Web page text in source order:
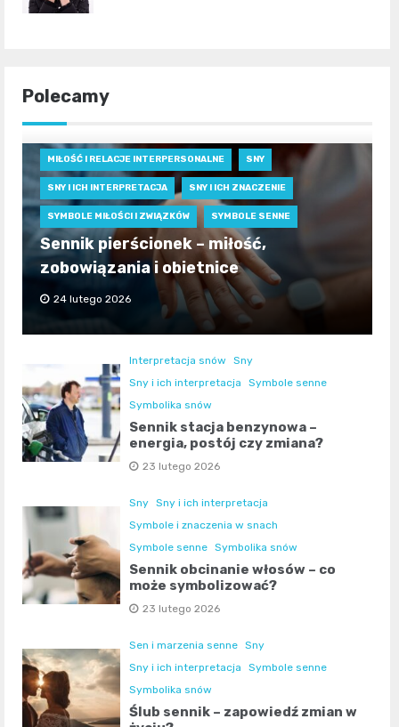
Polecamy
MIŁOŚĆ I RELACJE INTERPERSONALNE SNY
SNY I ICH INTERPRETACJA SNY I ICH ZNACZENIE
SYMBOLE MIŁOŚCI I ZWIĄZKÓW SYMBOLE SENNE
Sennik pierścionek – miłość,
zobowiązania i obietnice
24 lutego 2026
Interpretacja snów
Sny
Sny i ich interpretacja
Symbole senne
Symbolika snów
Sennik stacja benzynowa –
energia, postój czy zmiana?
23 lutego 2026
Sny Sny i ich interpretacja
Symbole i znaczenia w snach
Symbole senne Symbolika snów
Sennik obcinanie włosów – co
może symbolizować?
23 lutego 2026
Sen i marzenia senne Sny
Sny i ich interpretacja
Symbole senne
Symbolika snów
Ślub sennik – zapowiedź zmian w